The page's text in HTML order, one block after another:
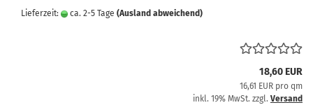
Lieferzeit: ca. 2-5 Tage (Ausland abweichend)
18,60 EUR
16,61 EUR pro qm
inkl. 19% MwSt. zzgl. Versand